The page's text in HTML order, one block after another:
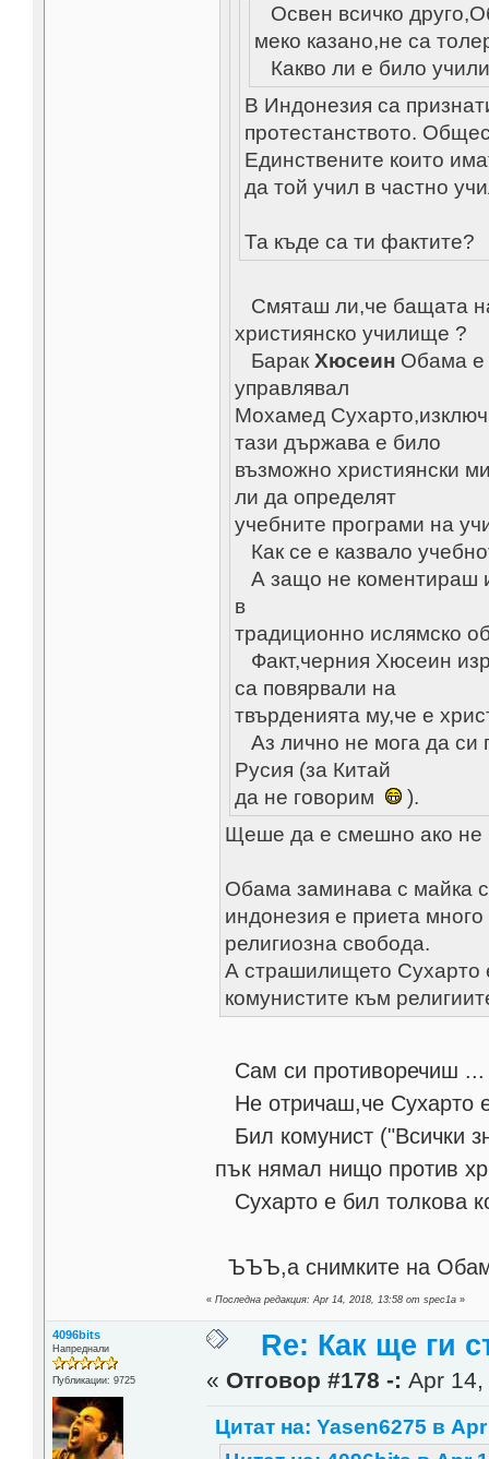
Освен всичко
меко казано,не са
Какво ли е било
В Индонезия са
протестанството.
Единствените които
да той учил в частно
Та къде са ти фактите?
Смяташ ли,че бащата
християнско училище ?
БаракХюсеин Обама е
управлявал
Мохамед
тази държава е било
възможно християнски
ли да определят
учебните програми на
Как се е казвало
А защо не коментираш
в
традиционно ислямско
Факт,черния Хюсеин
са повярвали на
твърденията му,че е
Аз лично не мога да си
Русия (за Китай
да не говорим
).
Щеше да е смешно ако не
Обама заминава с майка
индонезия e приета
религиозна свобода.
А страшилището Сухарто
комунистите към
Сам си противоречиш ...
Не отричаш,че Сухарто е
Бил комунист ("Всички
пък нямал нищо против
Сухарто е бил толкова
ЪЪЪ,а снимките на
«Последна редакция: Apr 14, 2018, 13:58 от spec1a »
4096bits
Напреднали
Публикации: 9725
Re: Как ще ги
« Отговор #178 -: Apr
Цитат на: Yasen6275 в